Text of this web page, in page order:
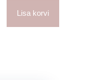
Lisa korvi